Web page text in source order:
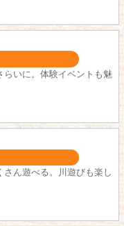
らいに。体験イベントも魅
さん遊べる。川遊びも楽し